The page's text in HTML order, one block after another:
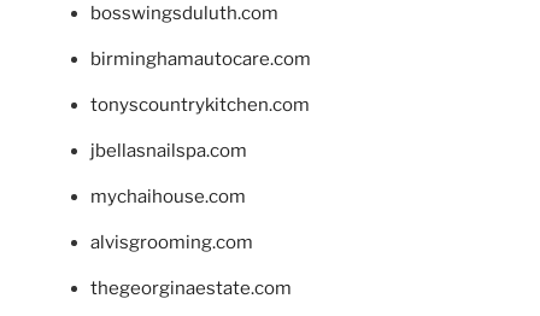
bosswingsduluth.com
birminghamautocare.com
tonyscountrykitchen.com
jbellasnailspa.com
mychaihouse.com
alvisgrooming.com
thegeorginaestate.com